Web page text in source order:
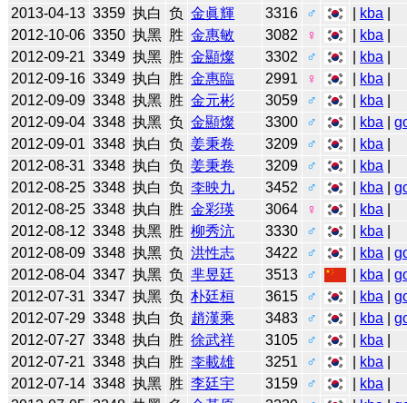
2013-04-13 3359 执白 负 金眞輝 3316 ♂ kba
2012-10-06 3350 执黑 胜 金惠敏 3082 ♀ kba
2012-09-21 3349 执黑 胜 金顯燦 3302 ♂ kba
2012-09-16 3349 执白 胜 金惠臨 2991 ♀ kba
2012-09-09 3348 执黑 胜 金元彬 3059 ♂ kba
2012-09-04 3348 执黑 负 金顯燦 3300 ♂ kba |
2012-09-01 3348 执白 负 姜秉卷 3209 ♂ kba
2012-08-31 3348 执白 负 姜秉卷 3209 ♂ kba
2012-08-25 3348 执白 负 李映九 3452 ♂ kba |
2012-08-25 3348 执白 胜 金彩瑛 3064 ♀ kba
2012-08-12 3348 执黑 胜 柳秀沆 3330 ♂ kba
2012-08-09 3348 执黑 负 洪性志 3422 ♂ kba |
2012-08-04 3347 执黑 负 芈昱廷 3513 ♂ kba |
2012-07-31 3347 执黑 负 朴廷桓 3615 ♂ kba |
2012-07-29 3348 执白 负 趙漢乘 3483 ♂ kba |
2012-07-27 3348 执白 胜 徐武祥 3105 ♂ kba
2012-07-21 3348 执白 胜 李載雄 3251 ♂ kba
2012-07-14 3348 执黑 胜 李廷宇 3159 ♂ kba